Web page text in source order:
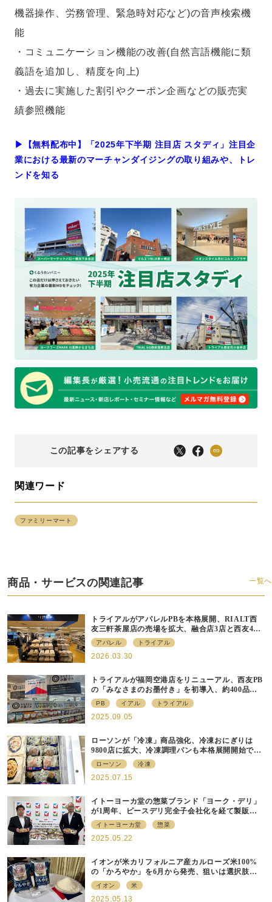
機器操作、労務管理、緊急時対応など)の音声検索機
能
・コミュニケーション機能の改善(自然言語機能に類
義語を追加し、精度を向上)
・過去に実施した割引やクーポン企画などの販売実
績参照機能
▶︎【無料配布中】「2025年下半期 注目店 スタディ」注目企
業における最新のマーチャンダイジングの取り組みや、トレ
ンドを知る
この記事をシェアする
関連ワード
ファミリーマート
商品・サービスの関連記事 一覧へ
トライアルがアパレルPBを本格展開、RIALT西
友三軒茶屋店の売場を拡大、融合店3店と西友40
店にも商品導入へ
アパレル トライアル
2026.03.30
トライアルが福岡空港店をリニューアル、⻄友PB
の「みなさまのお墨付き」を初導⼊、約400品⽬
を販売
PB イアル トライアル
2025.09.05
ローソンが「冷凍」商品強化、冷凍おにぎりは
9800店に拡大、冷凍調理パンも本格展開開始で約
700店での展開へ
ローソン 冷凍
2025.07.15
イトーヨーカ堂の惣菜ブランド「ヨーク・デリ」
が1周年、ピースデリ完全子会社化を経て製販連
携強化の現在地
イトーヨーカ堂 惣菜
2025.05.22
イオンが米カリフォルニア産カルローズ米100%
の「かろやか」を6月から発売、狙いは選択肢の
提供
イオン 米
2025.05.13